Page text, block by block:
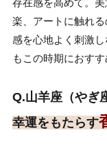
存在感を高めて。
楽、アートに触れ
感を心地よく刺激
もこの時期におすす
Q.山羊座（やぎ
幸運をもたらす